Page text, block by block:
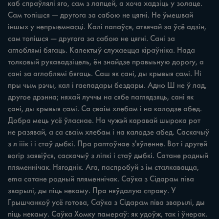
каб спраўлялі яго, сам з лапцей, а хоча хадзіць у золаце.
Сам топішся — другога за сабою не цягні. Не ўмешвай
іншых у непрыемнасці. Калі папаўся, атвячай за ўсё адзін,
сам топішся — другога за сабою не цягні. Сані за
аглоблямі бягаць. Калектыў слухаецца кіраўніка. Нада
толковый рукавадзіцель, ён знайдзе правыьную дорогу, а
сані за аглоблямі бягаць. Саш як сані, ды крывыя самі. Hi
пры чым рэчы, кал i гаепадары бездары. Адно Ш не ў лад,
другое дрэнна; няхай луччы на сябе паглядзяць, сані як
сані, ды крывыя самі. Са сваім хлебам i на калодзе абед.
Добра мець усё ўласнае. На чужэй каравай шырока рот
не разявай, а са сваім хлебам i на калодзе абед. Саскачыў
з л ііік і i стаў дыбкі. Пра раптоўнае з'яўленне. Вот i другей
вогір заявіўся, саскачыў з ліпкі i стаў дыбкі. Сатане родный
пляменнічак. Нягоднік. Ага, паспробуй з ім сталкавацца,
ema сатане родный пляменнічак. Саўка з Сідарам піва
зварылі, ды піць некаму. Пра няўдалую справу. У
Грышчанкоў усё готова, Саўка з Ciдарам піва зварылі, ды
піць некаму. Саўка Хомку памераў: як удоўж, так i ўнерак.